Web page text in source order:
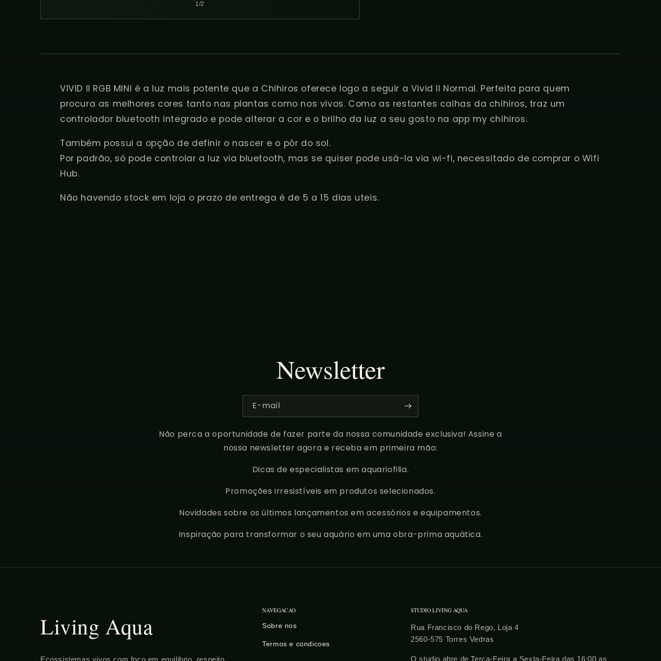
1/de
2
VIVID II RGB MINI é a luz mais potente que a Chihiros oferece logo a seguir a Vivid II Normal. Perfeita para quem
procura as melhores cores tanto nas plantas como nos vivos. Como as restantes calhas da chihiros, traz um
controlador bluetooth integrado e pode alterar a cor e o brilho da luz a seu gosto na app my chihiros.
Também possui a opção de definir o nascer e o pôr do sol.
Por padrão, só pode controlar a luz via bluetooth, mas se quiser pode usá-la via wi-fi, necessitado de comprar o Wifi
Hub.
Não havendo stock em loja o prazo de entrega é de 5 a 15 dias uteis.
Newsletter
E-mail
Não perca a oportunidade de fazer parte da nossa comunidade exclusiva! Assine a
nossa newsletter agora e receba em primeira mão:
Dicas de especialistas em aquariofilia.
Promoções irresistíveis em produtos selecionados.
Novidades sobre os últimos lançamentos em acessórios e equipamentos.
Inspiração para transformar o seu aquário em uma obra-prima aquática.
Living Aqua
Ecossistemas vivos com foco em equilibrio, respeito
NAVEGACAO
Sobre nos
Termos e condicoes
STUDIO LIVING AQUA
Rua Francisco do Rego, Loja 4
2560-575 Torres Vedras
O studio abre de Terca-Feira a Sexta-Feira das 16:00 as